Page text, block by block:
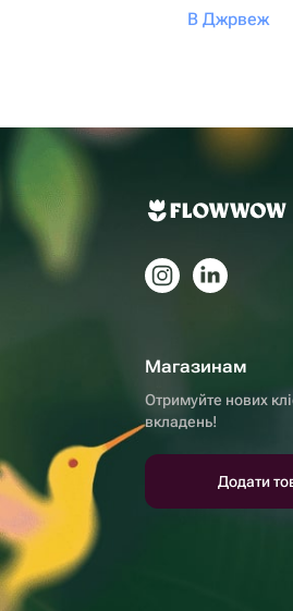
В Джрвеж
Магазинам
Отримуйте нових
вкладень!
Додати